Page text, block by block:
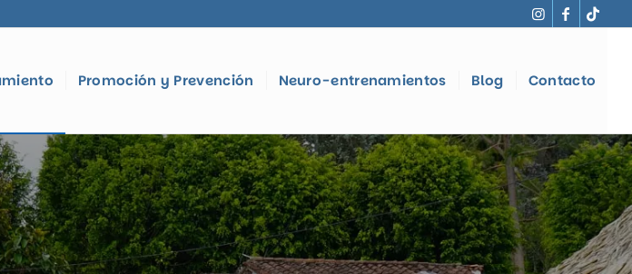
Promoción y Prevención Neuro-entrenamientos Blog Contacto